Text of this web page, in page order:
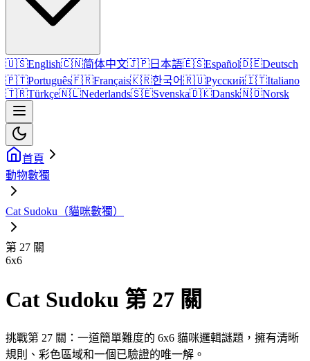
🇺🇸English🇨🇳简体中文🇯🇵 日本語🇪🇸Español🇩🇪Deutsch
🇵🇹Português🇫🇷Français🇰🇷한국어🇷🇺Русский🇮🇹Italiano
🇹🇷Türkçe🇳🇱Nederlands🇸🇪Svenska🇩🇰Dansk🇳🇴Norsk
首頁
動物數獨
Cat Sudoku（貓咪數獨）
第 27 關
6x6
Cat Sudoku 第 27 關
挑戰第 27 關：一道簡單難度的 6x6 貓咪邏輯謎題，擁有清晰
規則、彩色區域和一個已驗證的唯一解。